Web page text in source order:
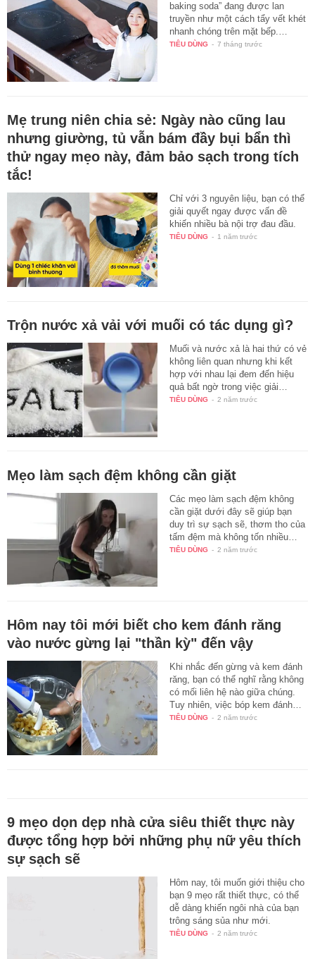
baking soda” đang được lan
truyền như một cách tẩy vết khét
nhanh chóng trên mặt bếp.…
TIÊU DÙNG - 7 tháng trước
Mẹ trung niên chia sẻ: Ngày nào cũng lau
nhưng giường, tủ vẫn bám đầy bụi bẩn thì
thử ngay mẹo này, đảm bảo sạch trong tích
tắc!
Chỉ với 3 nguyên liệu, bạn có thể
giải quyết ngay được vấn đề
khiến nhiều bà nội trợ đau đầu.
TIÊU DÙNG - 1 năm trước
Trộn nước xả vải với muối có tác dụng gì?
Muối và nước xả là hai thứ có vẻ
không liên quan nhưng khi kết
hợp với nhau lại đem đến hiệu
quả bất ngờ trong việc giải…
TIÊU DÙNG - 2 năm trước
Mẹo làm sạch đệm không cần giặt
Các mẹo làm sạch đệm không
cần giặt dưới đây sẽ giúp bạn
duy trì sự sạch sẽ, thơm tho của
tấm đệm mà không tốn nhiều…
TIÊU DÙNG - 2 năm trước
Hôm nay tôi mới biết cho kem đánh răng
vào nước gừng lại "thần kỳ" đến vậy
Khi nhắc đến gừng và kem đánh
răng, bạn có thể nghĩ rằng không
có mối liên hệ nào giữa chúng.
Tuy nhiên, việc bóp kem đánh…
TIÊU DÙNG - 2 năm trước
9 mẹo dọn dẹp nhà cửa siêu thiết thực này
được tổng hợp bởi những phụ nữ yêu thích
sự sạch sẽ
Hôm nay, tôi muốn giới thiệu cho
bạn 9 mẹo rất thiết thực, có thể
dễ dàng khiến ngôi nhà của bạn
trông sáng sủa như mới.
TIÊU DÙNG - 2 năm trước